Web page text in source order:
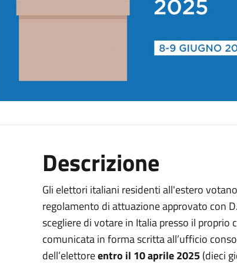
Descrizione
Gli elettori italiani residenti all'estero
regolamento di attuazione approvato con
scegliere di votare in Italia presso il
comunicata in forma scritta all’ufficio
dell’elettoreentro il 10 aprile 2025(dieci